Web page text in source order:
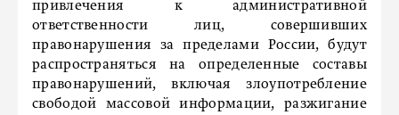
привлечения к административной
ответственности лиц, совершивших
правонарушения за пределами России, будут
распространяться на определенные составы
правонарушений, включая злоупотребление
свободой массовой информации, разжигание